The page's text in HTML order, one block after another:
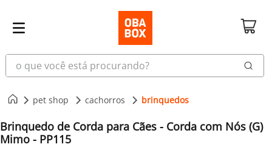
o que você está procurando?
pet shop cachorros brinquedos
Brinquedo de Corda para Cães - Corda com Nós (G)
Mimo - PP115